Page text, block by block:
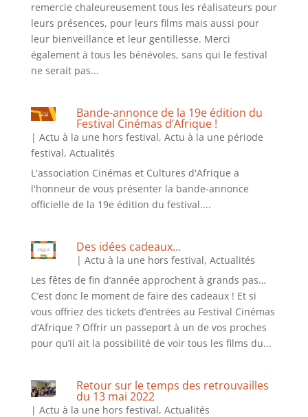
remercie chaleureusement tous les réalisateurs pour
leurs présences, pour leurs films mais aussi pour
leur bienveillance et leur gentillesse. Merci
également à tous les bénévoles, sans qui le festival
ne serait pas...
Bande-annonce de la 19e édition du
Festival Cinémas d’Afrique !
| Actu à la une hors festival, Actu à la une période
festival, Actualités
L'association Cinémas et Cultures d'Afrique a
l'honneur de vous présenter la bande-annonce
officielle de la 19e édition du festival....
Des idées cadeaux…
| Actu à la une hors festival, Actualités
Les fêtes de fin d’année approchent à grands pas…
C’est donc le moment de faire des cadeaux ! Et si
vous offriez des tickets d’entrées au Festival Cinémas
d’Afrique ? Offrir un passeport à un de vos proches
pour qu’il ait la possibilité de voir tous les films du...
Retour sur le temps des retrouvailles
du 13 mai 2022
| Actu à la une hors festival, Actualités